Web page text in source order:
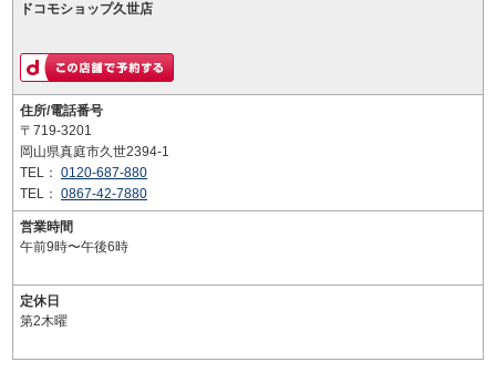
ドコモショップ久世店
住所/電話番号
〒719-3201
岡山県真庭市久世2394-1
TEL： 0120-687-880
TEL： 0867-42-7880
営業時間
午前9時〜午後6時
定休日
第2木曜